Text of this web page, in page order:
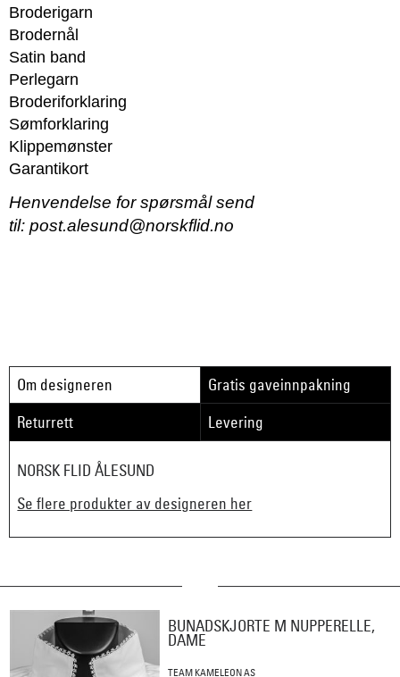
Broderigarn
Brodernål
Satin band
Perlegarn
Broderiforklaring
Sømforklaring
Klippemønster
Garantikort
Henvendelse for spørsmål send
til: post.alesund@norskflid.no
Om designeren
Gratis gaveinnpakning
Returrett
Levering
NORSK FLID ÅLESUND
Se flere produkter av designeren her
BUNADSKJORTE M NUPPERELLE,
DAME
TEAM KAMELEON AS